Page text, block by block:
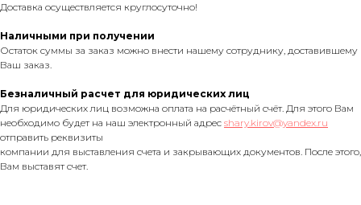
Доставка осуществляется круглосуточно!
Наличными при получении
Остаток суммы за заказ можно внести нашему сотруднику, доставившему
Ваш заказ.
Безналичный расчет для юридических лиц
Для юридических лиц возможна оплата на расчётный счёт. Для этого Вам
необходимо будет на наш электронный адрес shary.kirov@yandex.ru
отправить реквизиты
компании для выставления счета и закрывающих документов. После этого,
Вам выставят счет.